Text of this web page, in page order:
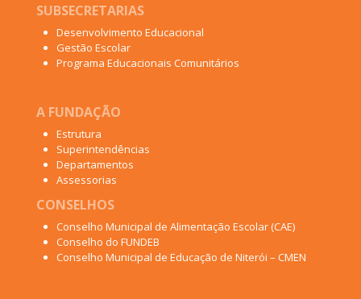
SUBSECRETARIAS
Desenvolvimento Educacional
Gestão Escolar
Programa Educacionais Comunitários
A FUNDAÇÃO
Estrutura
Superintendências
Departamentos
Assessorias
CONSELHOS
Conselho Municipal de Alimentação Escolar (CAE)
Conselho do FUNDEB
Conselho Municipal de Educação de Niterói – CMEN